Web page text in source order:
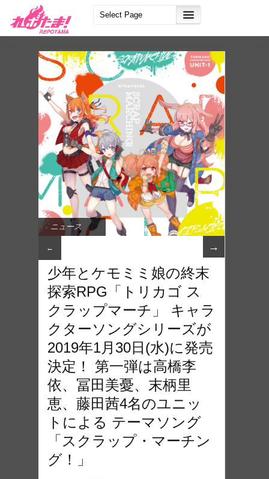
ニュース
← →
少年とケモミミ娘の終末
探索RPG「トリカゴ ス
クラップマーチ」 キャラ
クターソングシリーズが
2019年1月30日(水)に発売
決定！ 第一弾は高橋李
依、冨田美憂、末柄里
恵、藤田茜4名のユニッ
トによる テーマソング
「スクラップ・マーチン
グ！」